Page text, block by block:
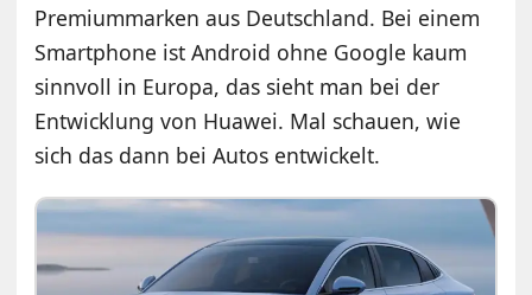
Premiummarken aus Deutschland. Bei einem
Smartphone ist Android ohne Google kaum
sinnvoll in Europa, das sieht man bei der
Entwicklung von Huawei. Mal schauen, wie
sich das dann bei Autos entwickelt.